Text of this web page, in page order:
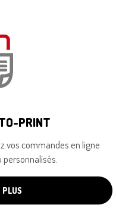
PRINT
vos commandes en ligne
PLUS